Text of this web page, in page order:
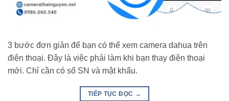
3 bước đơn giản để bạn có thể xem camera dahua trên
điện thoại. Đây là việc phải làm khi bạn thay điện thoại
mới. Chỉ cần có số SN và mật khẩu.
TIẾP TỤC ĐỌC →